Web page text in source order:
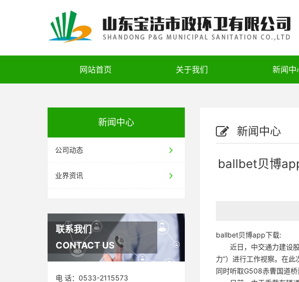
网站首页 关于我们 新闻中
新闻中心
公司动态
业界资讯
联系我们
CONTACT US
电 话：0533-2115573
新闻中心
ballbet贝博
ballbet贝博app下载:
近日，中交通力建设股
力”）进行工作视察。在
同时听取G508赤曹国道桥